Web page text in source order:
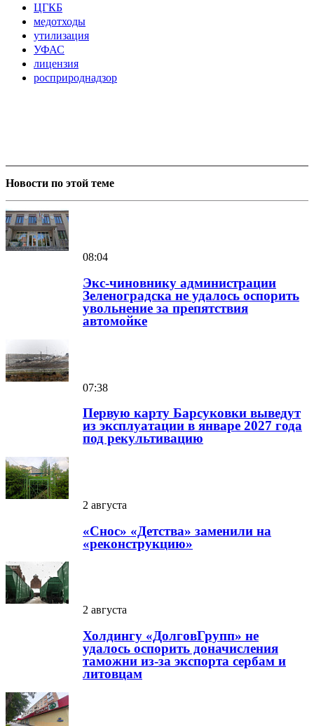
ЦГКБ
медотходы
утилизация
УФАС
лицензия
росприроднадзор
Новости по этой теме
08:04
Экс-чиновнику администрации
Зеленоградска не удалось оспорить
увольнение за препятствия
автомойке
07:38
Первую карту Барсуковки выведут
из эксплуатации в январе 2027 года
под рекультивацию
2 августа
«Снос» «Детства» заменили на
«реконструкцию»
2 августа
Холдингу «ДолговГрупп» не
удалось оспорить доначисления
таможни из-за экспорта сербам и
литовцам